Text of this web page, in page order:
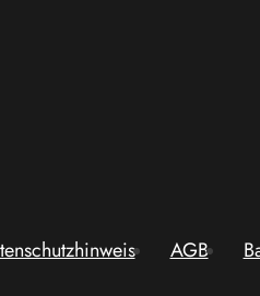
AGB